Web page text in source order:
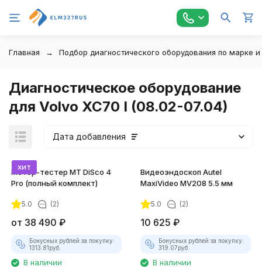
Главная Подбор диагностического оборудования по марке
Диагностическое оборудование
для Volvo XC70 I (08.02-07.04)
Дата добавления
хит
Мотор-тестер MT DiSco 4
Pro (полный комплект)
5.0 (2)
от 38 490 ₽
Бонусных рублей за покупку:
1313.81руб.
В наличии
Видеоэндоскоп Autel
MaxiVideo MV208 5.5 мм
5.0 (2)
10 625 ₽
Бонусных рублей за покупку:
319.07руб.
В наличии